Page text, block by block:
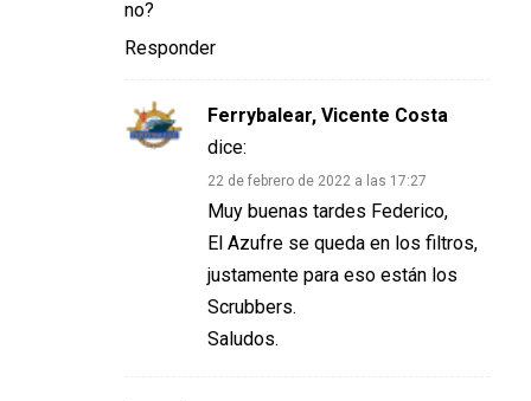
no?
Responder
Ferrybalear, Vicente Costa
dice:
22 de febrero de 2022 a las 17:27
Muy buenas tardes Federico,
El Azufre se queda en los filtros,
justamente para eso están los
Scrubbers.
Saludos.